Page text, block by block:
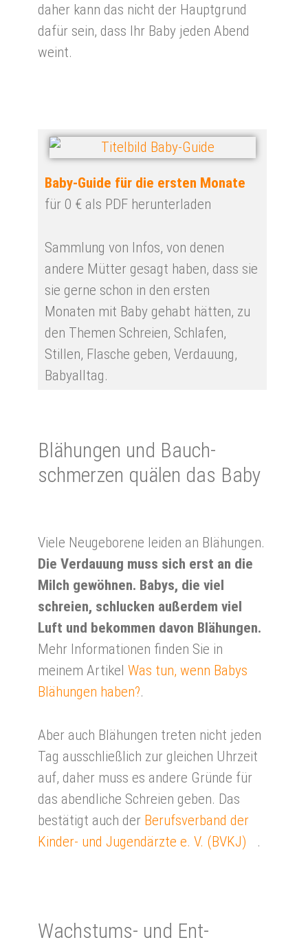
daher kann das nicht der Hauptgrund
dafür sein, dass Ihr Baby jeden Abend
weint.
Baby-Guide für die ersten Monate
für 0 € als PDF herunterladen
Sammlung von Infos, von denen
andere Mütter gesagt haben, dass sie
sie gerne schon in den ersten
Monaten mit Baby gehabt hätten, zu
den Themen Schreien, Schlafen,
Stillen, Flasche geben, Verdauung,
Babyalltag.
Blä­hun­gen und Bauch­
schmer­zen quä­len das Baby
Viele Neugeborene leiden an Blähungen.
Die Verdauung muss sich erst an die
Milch gewöhnen. Babys, die viel
schreien, schlucken außerdem viel
Luft und bekommen davon Blähungen.
Mehr Informationen finden Sie in
meinem Artikel Was tun, wenn Babys
Blähungen haben?.
Aber auch Blähungen treten nicht jeden
Tag ausschließlich zur gleichen Uhrzeit
auf, daher muss es andere Gründe für
das abendliche Schreien geben. Das
bestätigt auch der Berufsverband der
Kinder- und Jugendärzte e. V. (BVKJ)
.
Wachs­tums- und Ent­